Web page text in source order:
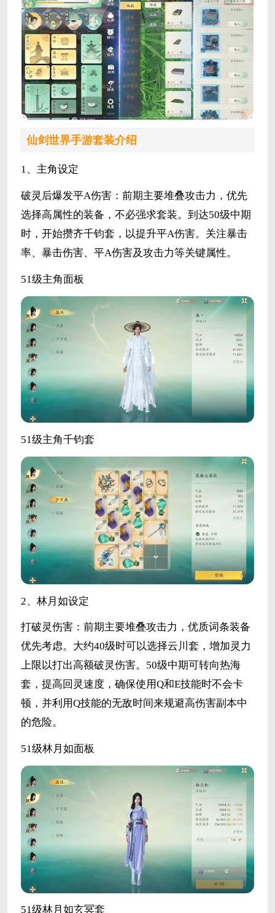
仙剑世界手游套装介绍
1、主角设定
破灵后爆发平A伤害：前期主要堆叠攻击力，优先
选择高属性的装备，不必强求套装。到达50级中期
时，开始攒齐千钧套，以提升平A伤害。关注暴击
率、暴击伤害、平A伤害及攻击力等关键属性。
51级主角面板
51级主角千钧套
2、林月如设定
打破灵伤害：前期主要堆叠攻击力，优质词条装备
优先考虑。大约40级时可以选择云川套，增加灵力
上限以打出高额破灵伤害。50级中期可转向热海
套，提高回灵速度，确保使用Q和E技能时不会卡
顿，并利用Q技能的无敌时间来规避高伤害副本中
的危险。
51级林月如面板
51级林月如玄冥套